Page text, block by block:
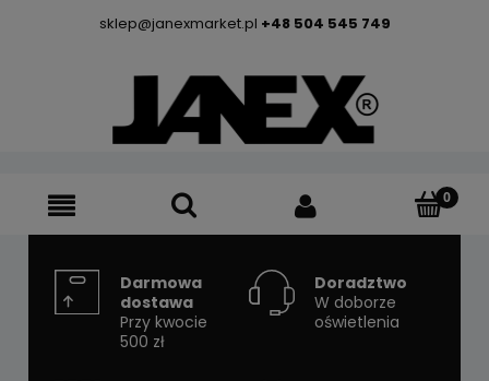
sklep@janexmarket.pl +48 504 545 749
Darmowa
dostawa
Przy kwocie
500 zł
Doradztwo
W doborze
oświetlenia